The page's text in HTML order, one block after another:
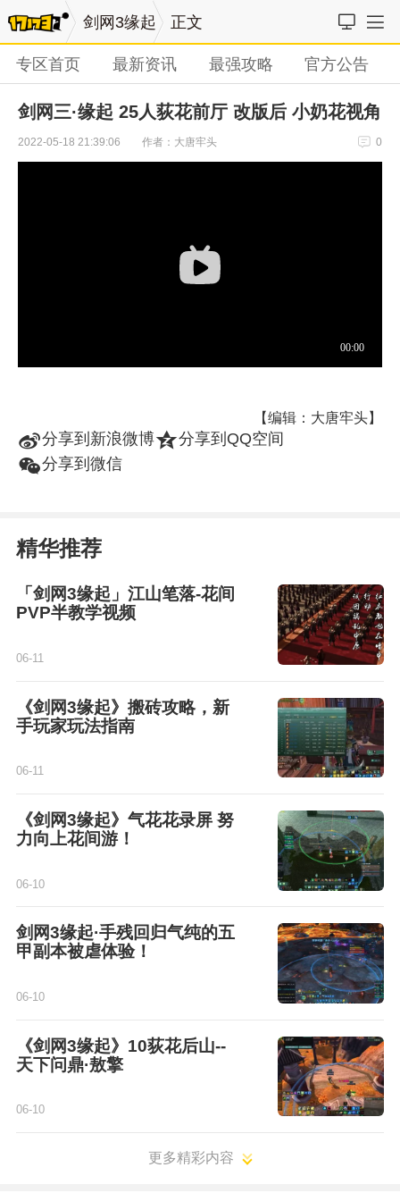
剑网3缘起 正文
专区首页 最新资讯 最强攻略 官方公告
剑网三·缘起 25人荻花前厅 改版后 小奶花视角
2022-05-18 21:39:06 作者：大唐牢头 0
【编辑：大唐牢头】
t分享到新浪微博z分享到QQ空间
w分享到微信
精华推荐
「剑网3缘起」江山笔落-花间
PVP半教学视频
06-11
《剑网3缘起》搬砖攻略，新
手玩家玩法指南
06-11
《剑网3缘起》气花花录屏 努
力向上花间游！
06-10
剑网3缘起·手残回归气纯的五
甲副本被虐体验！
06-10
《剑网3缘起》10荻花后山--
天下问鼎·敖擎
06-10
更多精彩内容